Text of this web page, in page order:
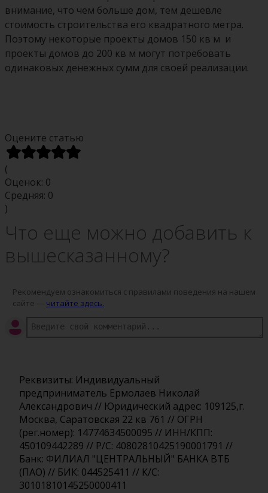
внимание, что чем больше дом, тем дешевле
стоимость строительства его квадратного метра.
Поэтому некоторые проекты домов 150 кв м и
проекты домов до 200 кв м могут потребовать
одинаковых денежных сумм для своей реализации.
Оцените статью
(
Оценок: 0
Средняя: 0
)
Что еще можно добавить к
вышесказанному?
Рекомендуем ознакомиться с правилами поведения на нашем
сайте — читайте здесь.
Реквизиты: Индивидуальный
предприниматель Ермолаев Николай
Александрович // Юридический адрес: 109125,г.
Москва, Саратовская 22 кв 761 // ОГРН
(рег.номер): 14774634500095 // ИНН/КПП:
450109442289 // Р/С: 40802810425190001791 //
Банк: ФИЛИАЛ "ЦЕНТРАЛЬНЫЙ" БАНКА ВТБ
(ПАО) // БИК: 044525411 // К/С:
30101810145250000411